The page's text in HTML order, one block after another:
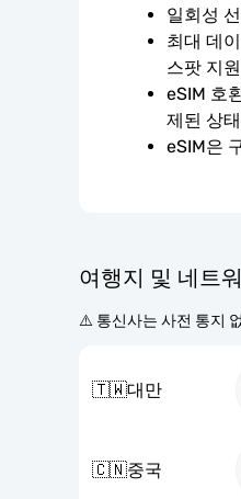
일회성
최대 데
스팟 지
eSIM 호
제된 상
eSIM은
여행지 및 네트
⚠️ 통신사는 사전 통지
🇹🇼대만
🇨🇳중국